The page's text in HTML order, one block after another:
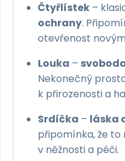
Čtyřlístek –
ochrany.
otevřenost
Louka –
Nekonečný
k přirozenosti a
Srdíčka – láska
připomínka, že
v něžnosti a péči.